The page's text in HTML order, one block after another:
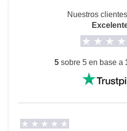
Ver todos los detalles
Nuestros
5sobre 5 en base a